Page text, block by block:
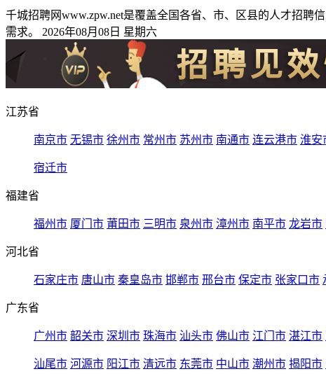
千城招聘网www.zpw.net是覆盖全国各省、市、区县的人才招
需求。 2026年08月08日 星期六
江苏省
南京市 无锡市 徐州市 常州市 苏州市 南通市 连云港市 淮安
宿迁市
福建省
福州市 厦门市 莆田市 三明市 泉州市 漳州市 南平市 龙岩市
河北省
石家庄市 唐山市 秦皇岛市 邯郸市 邢台市 保定市 张家口市
广东省
广州市 韶关市 深圳市 珠海市 汕头市 佛山市 江门市 湛江市
汕尾市 河源市 阳江市 清远市 东莞市 中山市 潮州市 揭阳市